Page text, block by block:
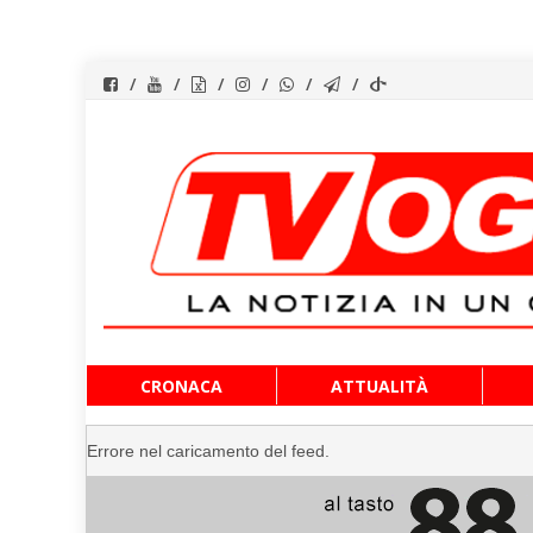
al
contenuto
CRONACA ATTUALITÀ
Errore nel caricamento del feed.